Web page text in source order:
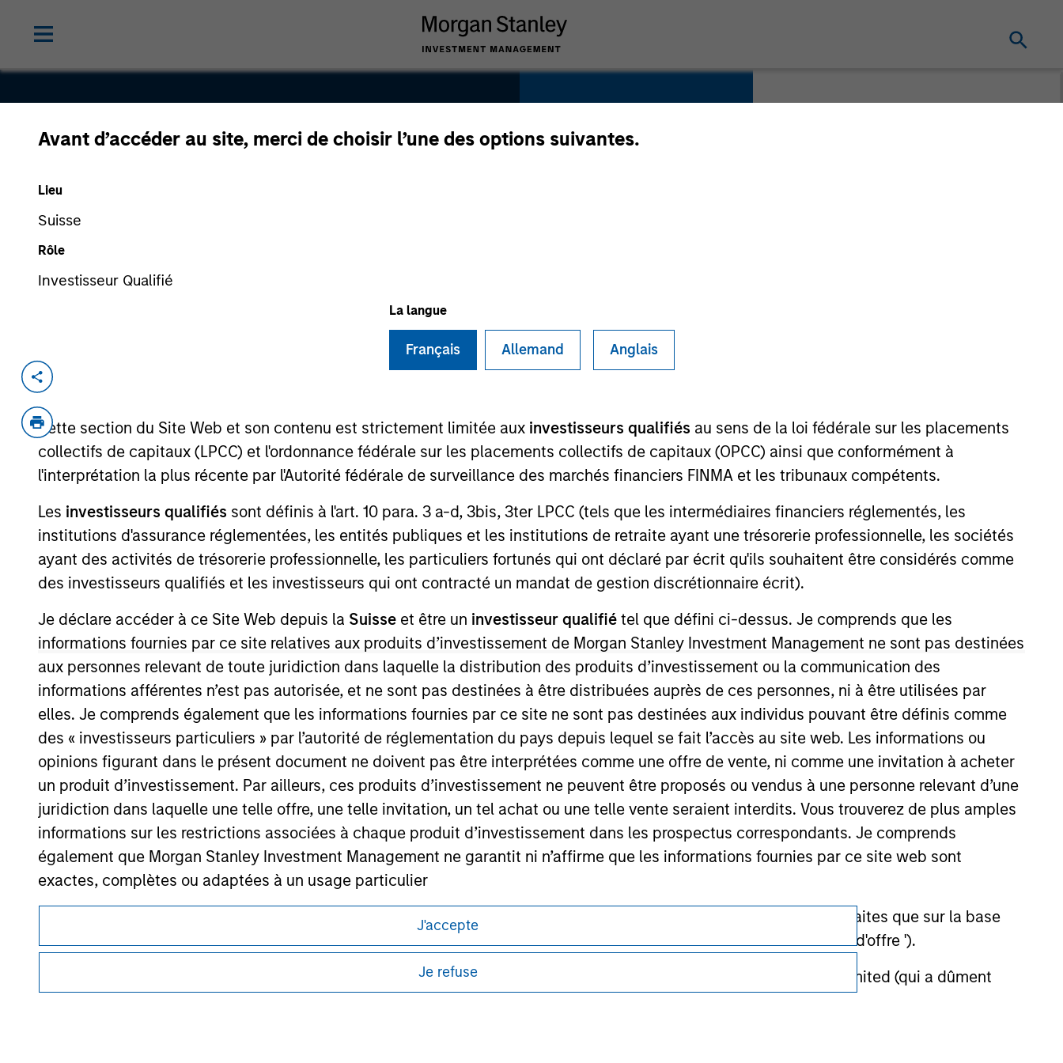
Avant d’accéder au site, merci de choisir l’une des options suivantes.
Lieu
Suisse
Rôle
Investisseur Qualifié
La langue
Français Allemand Anglais
Cette section du Site Web et son contenu est strictement limitée aux investisseurs qualifiés au sens de la loi fédérale sur les placements
collectifs de capitaux (LPCC) et l'ordonnance fédérale sur les placements collectifs de capitaux (OPCC) ainsi que conformément à
l'interprétation la plus récente par l'Autorité fédérale de surveillance des marchés financiers FINMA et les tribunaux compétents.
Les investisseurs qualifiés sont définis à l'art. 10 para. 3 a-d, 3bis, 3ter LPCC (tels que les intermédiaires financiers réglementés, les
institutions d'assurance réglementées, les entités publiques et les institutions de retraite ayant une trésorerie professionnelle, les sociétés
ayant des activités de trésorerie professionnelle, les particuliers fortunés qui ont déclaré par écrit qu'ils souhaitent être considérés comme
des investisseurs qualifiés et les investisseurs qui ont contracté un mandat de gestion discrétionnaire écrit).
Je déclare accéder à ce Site Web depuis la Suisse et être un investisseur qualifié tel que défini ci-dessus. Je comprends que les
informations fournies par ce site relatives aux produits d’investissement de Morgan Stanley Investment Management ne sont pas destinées
aux personnes relevant de toute juridiction dans laquelle la distribution des produits d’investissement ou la communication des
informations afférentes n’est pas autorisée, et ne sont pas destinées à être distribuées auprès de ces personnes, ni à être utilisées par
elles. Je comprends également que les informations fournies par ce site ne sont pas destinées aux individus pouvant être définis comme
des « investisseurs particuliers » par l’autorité de réglementation du pays depuis lequel se fait l’accès au site web. Les informations ou
opinions figurant dans le présent document ne doivent pas être interprétées comme une offre de vente, ni comme une invitation à acheter
un produit d’investissement. Par ailleurs, ces produits d’investissement ne peuvent être proposés ou vendus à une personne relevant d’une
juridiction dans laquelle une telle offre, une telle invitation, un tel achat ou une telle vente seraient interdits. Vous trouverez de plus amples
informations sur les restrictions associées à chaque produit d’investissement dans les prospectus correspondants. Je comprends
également que Morgan Stanley Investment Management ne garantit ni n’affirme que les informations fournies par ce site web sont
exactes, complètes ou adaptées à un usage particulier
Les demandes de souscription d'actions de l'un des Compartiments mentionnés sur le Site Internet ne doivent être faites que sur la base
des informations contenues dans le Prospectus, le Rapport annuel et le Rapport semestriel respectifs (' Documents d'offre ').
Les informations présentées sur le site Web sont, à la connaissance de Morgan Stanley Investment Management Limited (qui a dûment
J'accepte
Je refuse
Bayonne
Power Generation
Bayonne Energy Center is a natural gas-fired power generation facility located in Bayonne,
New Jersey, that supplies electricity, capacity and ancillary services exclusively to New
York City via a dedicated and wholly-owned subsea cable
As of August 21, 2025. The above is provided for informational and educational purposes only. There is no guarantee that the investment mentioned
resulted in positive performance (for realized holdings), or will perform well in the future (for current holdings). The trademarks and service marks
above are the property of their respective owners. The information on this website has not been authorized, sponsored, or otherwise approved by
such owners. By clicking on any links shown here, you agree that you are navigating to a third party site. We are providing these hyperlinks to you
only as a convenience and the inclusion of any hyperlink is not and does not imply any endorsement, approval, investigation, verification or
or your use of such site
Morgan Stanley
Morgan Stanley Careers
Les utilisateurs sont invités à prendre connaissance des conditions d’utilisation avant d’engager toute
procédure, car celles-ci mentionnent des restrictions légales et réglementaires applicables à la diffusion
des informations relatives aux produits d’investissement de Morgan Stanley Investment Management.
Les services décrits sur ce site Web peuvent ne pas être disponibles dans certaines juridictions ou pour
Confidentialité
Your Privacy Choices